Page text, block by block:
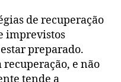
de recuperação
imprevistos
preparado.
recuperação, e não
tende a